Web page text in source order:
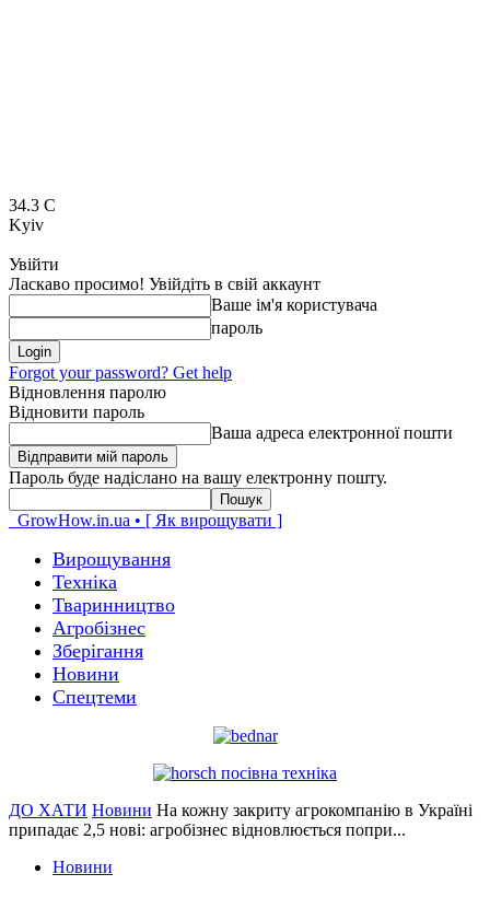
34.3 C
Kyiv
Увійти
Ласкаво просимо! Увійдіть в свій аккаунт
Ваше ім'я користувача
пароль
Forgot your password? Get help
Відновлення паролю
Відновити пароль
Ваша адреса електронної пошти
Пароль буде надіслано на вашу електронну пошту.
GrowHow.in.ua • [ Як вирощувати ]
Вирощування
Техніка
Тваринництво
Агробізнес
Зберігання
Новини
Спецтеми
ДО ХАТИ Новини На кожну закриту агрокомпанію в Україні
припадає 2,5 нові: агробізнес відновлюється попри...
Новини